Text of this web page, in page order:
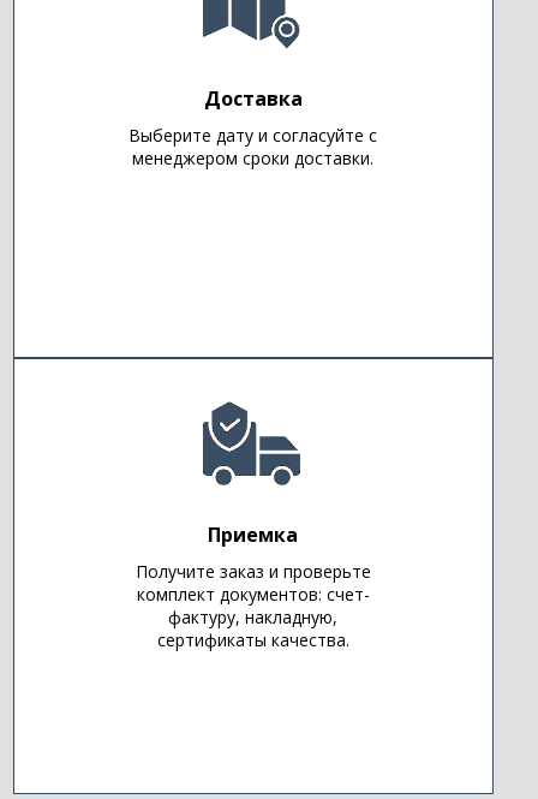
Доставка
Выберите дату и согласуйте с
менеджером сроки доставки.
Приемка
Получите заказ и проверьте
комплект документов: счет-
фактуру, накладную,
сертификаты качества.